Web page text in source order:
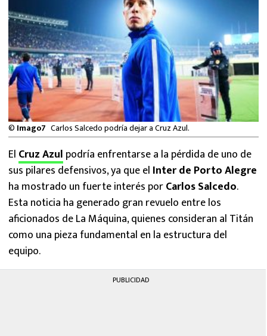
BOXEO
LIGA MX
NFL
© Imago7 Carlos Salcedo podría dejar a Cruz Azul.
El Cruz Azul podría enfrentarse a la pérdida de uno de
sus pilares defensivos, ya que el Inter de Porto Alegre
ha mostrado un fuerte interés porCarlos Salcedo.
Esta noticia ha generado gran revuelo entre los
aficionados de La Máquina, quienes consideran al Titán
como una pieza fundamental en la estructura del
equipo.
PUBLICIDAD